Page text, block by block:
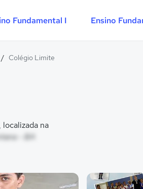
Fundamental I Ensino
/ Colégio Limite
na
- BA